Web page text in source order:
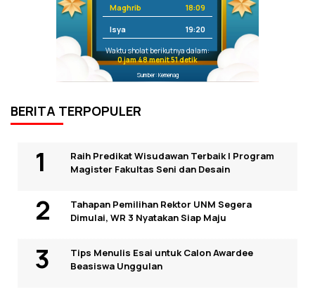
Maghrib 18:09
Isya 19:20
Waktu sholat berikutnya dalam:
0 jam 48 menit 50 detik
Sumber: Kemenag
BERITA TERPOPULER
Raih Predikat Wisudawan Terbaik I Program
Magister Fakultas Seni dan Desain
Tahapan Pemilihan Rektor UNM Segera
Dimulai, WR 3 Nyatakan Siap Maju
Tips Menulis Esai untuk Calon Awardee
Beasiswa Unggulan